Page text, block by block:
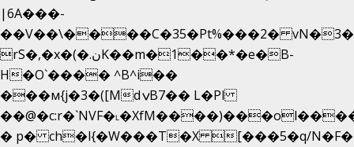
|6A���-
��V��\����C�35�Pt%���2�
rS�,�x�(�.نK��m�1��*�e�B-
H�O`���� ^B^i��
���м{j�3�([MdݍB7�� L�Pl
� p� ch�l{�W���T�X [���5�q/N�F�